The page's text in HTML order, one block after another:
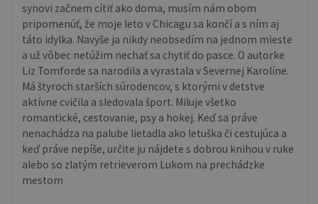
synovi začnem cítiť ako doma, musím nám obom
pripomenúť, že moje leto v Chicagu sa končí a s ním aj
táto idylka. Navyše ja nikdy neobsedím na jednom mieste
a už vôbec netúžim nechať sa chytiť do pasce. O autorke
Liz Tomforde sa narodila a vyrastala v Severnej Karolíne.
Má štyroch starších súrodencov, s ktorými v detstve
aktívne cvičila a sledovala šport. Miluje všetko
romantické, cestovanie, psy a hokej. Keď sa práve
nenachádza na palube lietadla ako letuška či cestujúca a
keď práve nepíše, určite ju nájdete s dobrou knihou v ruke
alebo so zlatým retrieverom Lukom na prechádzke
mestom